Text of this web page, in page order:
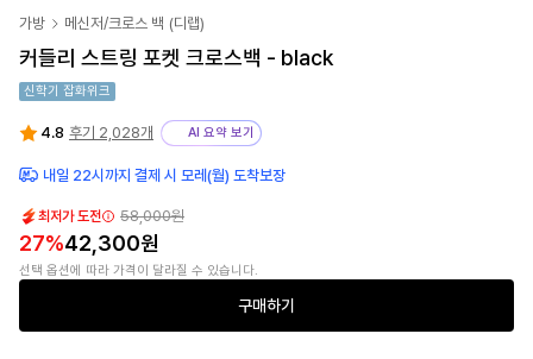
가방 메신저/크로스 백 (디랩)
커들리 스트링 포켓 크로스백 - black
신학기 잡화위크
4.8 후기 2,028개 AI 요약 보기
내일 22시까지 결제 시 모레(월) 도착보장
최저가 도전 58,000원
27%42,300원
선택 옵션에 따라 가격이 달라질 수 있습니다.
구매하기